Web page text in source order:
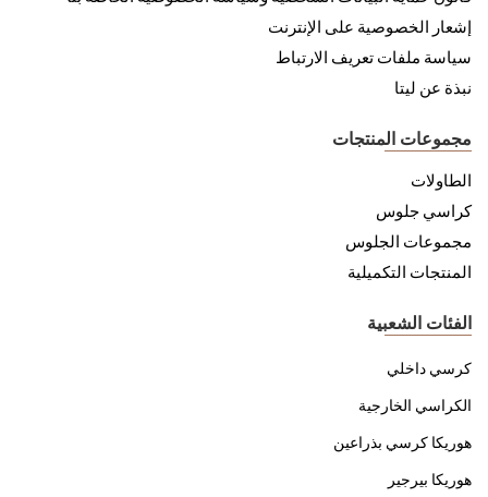
إشعار الخصوصية على الإنترنت
سياسة ملفات تعريف الارتباط
نبذة عن ليتا
مجموعات المنتجات
الطاولات
كراسي جلوس
مجموعات الجلوس
المنتجات التكميلية
الفئات الشعبية
كرسي داخلي
الكراسي الخارجية
هوريكا كرسي بذراعين
هوريكا بيرجير